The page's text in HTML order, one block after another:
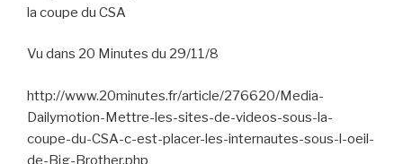
la coupe du CSA
Vu dans 20 Minutes du 29/11/8
http://www.20minutes.fr/article/276620/Media-
Dailymotion-Mettre-les-sites-de-videos-sous-la-
coupe-du-CSA-c-est-placer-les-internautes-sous-l-oeil-
de-Big-Brother.php